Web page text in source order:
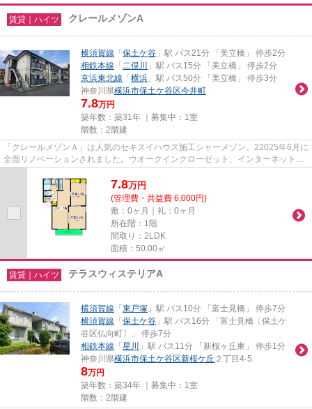
賃貸｜ハイツ クレールメゾンA
横須賀線 「 保土ケ谷 」駅 バス21分 「美立橋」 停歩2分
相鉄本線 「 二俣川
」駅 バス15分 「美立橋」 停歩2分
京浜東北線 「 横浜 」駅 バス50分 「美立橋」 停歩3分
神奈川県横浜市保土ケ谷区今井町
7.8万円
築年数：築31年 ｜募集中： 1室
階数：2階建
「クレールメゾンＡ」は人気のセキスイハウス施工シャーメゾン。22025年6月に
全面リノベーションされました。ウオークインクローゼット、インターネット無
7.8万円
(管理費・共益費 6,000円)
敷：0ヶ月｜礼：0ヶ月
所在階：1階
間取り：2LDK
面積：50.00㎡
賃貸｜ハイツ テラスウィステリアA
横須賀線 「 東戸塚 」駅 バス10分 「富士見橋」 停歩7分
横須賀線 「 保土ケ谷 」駅 バス16分 「富士見橋〔保土ケ
谷区仏向町〕」 停歩7分
相鉄本線 「 星川
」駅 バス11分 「新桜ヶ丘東」 停歩1分
神奈川県横浜市保土ケ谷区新桜ケ丘 ２丁目4-5
8万円
築年数：築34年 ｜募集中： 1室
階数：2階建